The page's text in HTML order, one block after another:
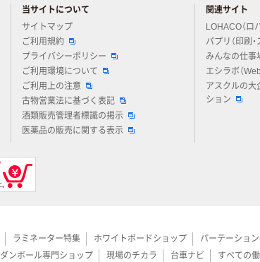
当サイトについて
サイトマップ
ご利用規約
プライバシーポリシー
ご利用環境について
ご利用上の注意
古物営業法に基づく表記
酒類販売管理者標識の掲示
医薬品の販売に関する表示
関連サイト
LOHACO（ロ
パプリ（印刷・
みんなの仕事
エシラボ（
アスクルの大
ション
ラミネーター特集 ホワイトボードショップ パーテーショ
ダンボール専門ショップ 現場のチカラ 台車ナビ すべての